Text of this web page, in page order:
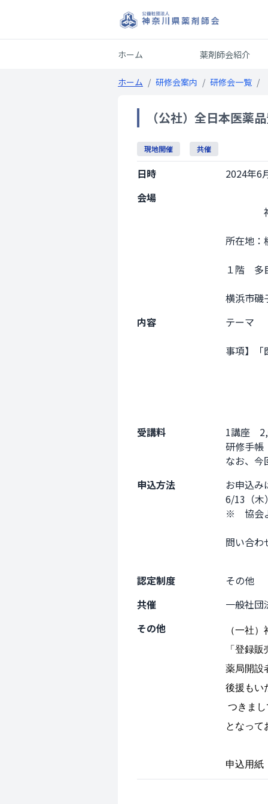
ホーム 薬剤師会紹介
ホーム / 研修会案内 / 研修会一覧 /
（公社）全日本医薬
現地開催 共催
日時
2024年6
会場
所在地：
１階　
横浜市
内容
テーマ　
【薬事
事項】「
・濫
・検
【登録
・医
受講料
1講座　
研修手帳
なお、今
申込方法
お申込み
6/13（木
※　協会
問い合わ
スカ
認定制度
その他
共催
一般社団
その他
（一社
「登録
薬局開設
後援もい
つきま
となって
申込